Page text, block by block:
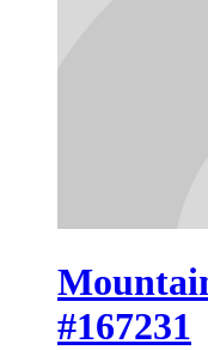
#167231